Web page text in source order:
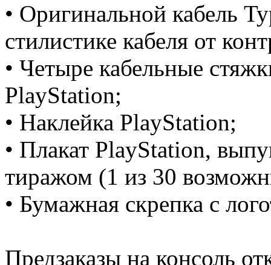
• Оригинальной кабель
стилистике кабеля от
• Четыре кабельные
PlayStation;
• Наклейка PlayStation;
• Плакат PlayStation,
тиражом (1 из 30
• Бумажная скрепка с
Предзаказы на консоль